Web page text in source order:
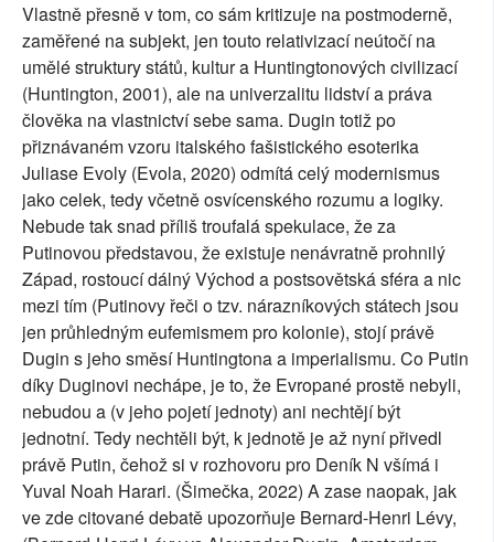
Vlastně přesně v tom, co sám kritizuje na postmoderně,
zaměřené na subjekt, jen touto relativizací neútočí na
umělé struktury států, kultur a Huntingtonových civilizací
(Huntington, 2001), ale na univerzalitu lidství a práva
člověka na vlastnictví sebe sama. Dugin totiž po
přiznávaném vzoru italského fašistického esoterika
Juliase Evoly (Evola, 2020) odmítá celý modernismus
jako celek, tedy včetně osvícenského rozumu a logiky.
Nebude tak snad příliš troufalá spekulace, že za
Putinovou představou, že existuje nenávratně prohnilý
Západ, rostoucí dálný Východ a postsovětská sféra a nic
mezi tím (Putinovy řeči o tzv. nárazníkových státech jsou
jen průhledným eufemismem pro kolonie), stojí právě
Dugin s jeho směsí Huntingtona a imperialismu. Co Putin
díky Duginovi nechápe, je to, že Evropané prostě nebyli,
nebudou a (v jeho pojetí jednoty) ani nechtějí být
jednotní. Tedy nechtěli být, k jednotě je až nyní přivedl
právě Putin, čehož si v rozhovoru pro Deník N všímá i
Yuval Noah Harari. (Šimečka, 2022) A zase naopak, jak
ve zde citované debatě upozorňuje Bernard-Henri Lévy,